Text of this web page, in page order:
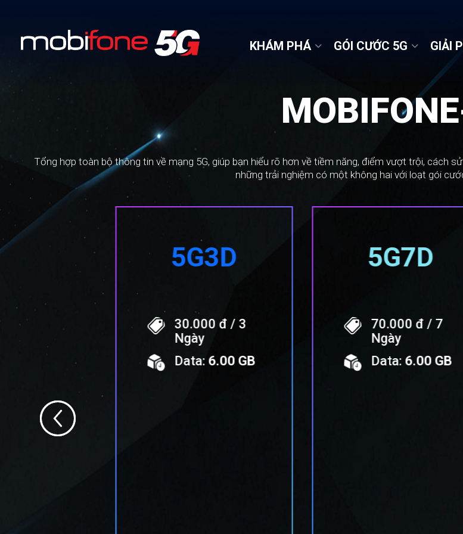
KHÁM PHÁ GÓI CƯỚC 5G GIẢI
Tổng hợp toàn bộ thông tin về mạng 5G, giúp bạn hiểu rõ hơn về tiềm năng, điểm vượt trội, cách
những trải nghiệm có một không hai với loạt gói
đ / 1
5G3D
30.000 đ / 3
Ngày
Data: 6.00 GB
5G7D
70.000 đ / 7
Ngày
Data: 6.00 GB